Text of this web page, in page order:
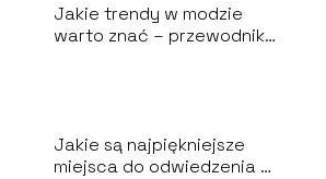
Jakie trendy w modzie
warto znać – przewodnik
Jakie są najpiękniejsze
miejsca do odwiedzenia w